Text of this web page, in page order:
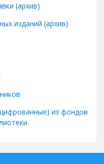
(архив)
изданий (архив)
из фондов